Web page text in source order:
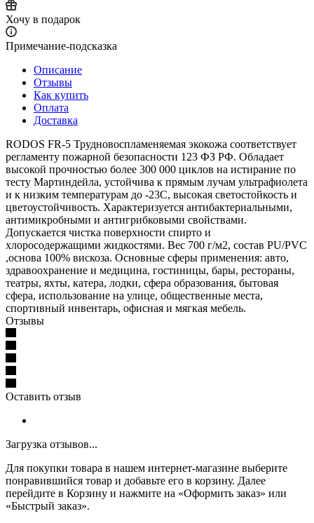
Хочу в подарок
Примечание-подсказка
Описание
Отзывы
Как купить
Оплата
Доставка
RODOS FR-5 Трудновоспламеняемая экокожа соответствует
регламенту пожарной безопасности 123 ФЗ РФ. Обладает
высокой прочностью более 300 000 циклов на истирание по
тесту Мартиндейла, устойчива к прямым лучам ультрафиолета
и к низким температурам до -23C, высокая светостойкость и
цветоустойчивость. Характеризуется антибактериальными,
антимикробными и антигрибковыми свойствами.
Допускается чистка поверхности спирто и
хлоросодержащими жидкостями. Вес 700 г/м2, состав PU/PVC
,основа 100% вискоза. Основные сферы применения: авто,
здравоохранение и медицина, гостиницы, бары, рестораны,
театры, яхты, катера, лодки, сфера образования, бытовая
сфера, использование на улице, общественные места,
спортивный инвентарь, офисная и мягкая мебель.
Отзывы
Оставить отзыв
Загрузка отзывов...
Для покупки товара в нашем интернет-магазине выберите
понравившийся товар и добавьте его в корзину. Далее
перейдите в Корзину и нажмите на «Оформить заказ» или
«Быстрый заказ».